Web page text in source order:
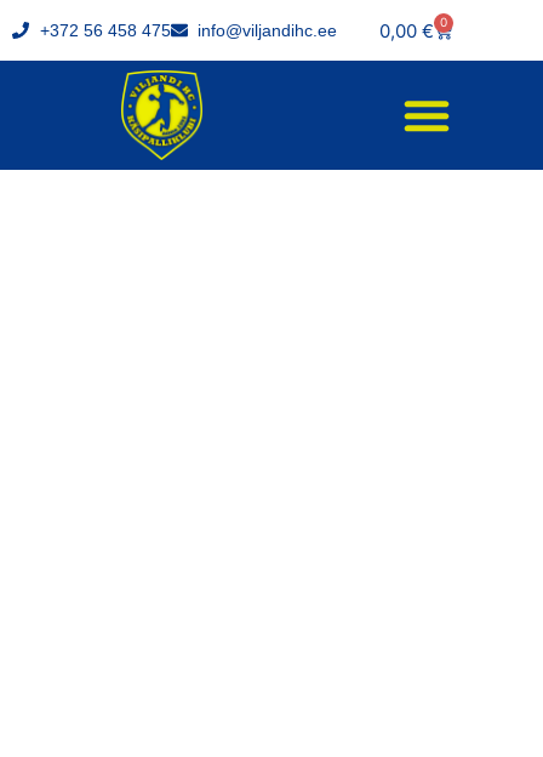
+372 56 458 475 info@viljandihc.ee 0,00 € 0